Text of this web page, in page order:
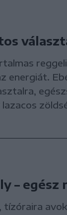
energiát.
– egész
tízóraira